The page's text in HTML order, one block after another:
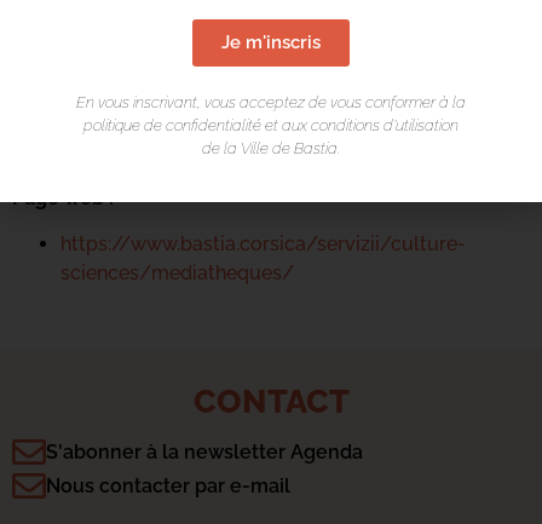
04 95 47 47 00
Page web :
https://www.bastia.corsica/servizii/culture-
sciences/mediatheques/
CONTACT
S'abonner à la newsletter Agenda
Nous contacter par e-mail
Je m'inscris
En vous inscrivant, vous acceptez de vous conformer à la
politique de confidentialité et aux conditions d’utilisation
de la Ville de Bastia.